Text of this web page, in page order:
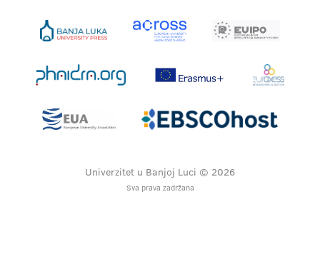
Univerzitet u Banjoj Luci © 2026
Sva prava zadržana